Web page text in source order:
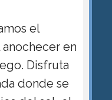
el
en
Disfruta
donde se